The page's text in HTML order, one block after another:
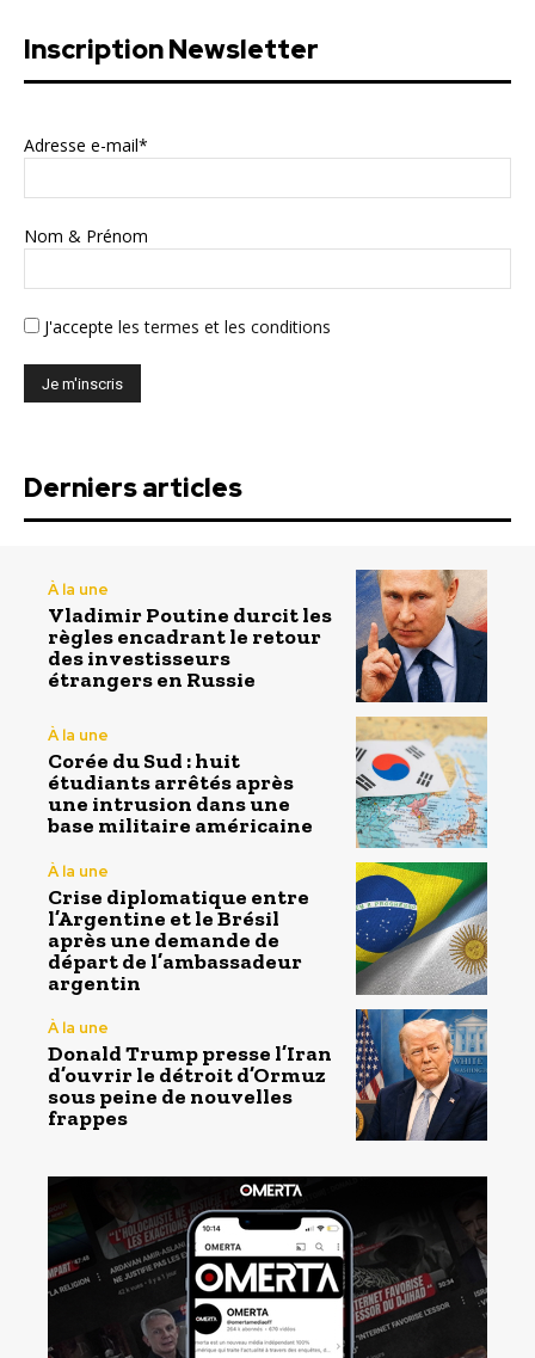
Inscription Newsletter
Adresse e-mail*
Nom & Prénom
J'accepte les termes et les conditions
Derniers articles
À la une
Vladimir Poutine durcit les
règles encadrant le retour
des investisseurs
étrangers en Russie
À la une
Corée du Sud : huit
étudiants arrêtés après
une intrusion dans une
base militaire américaine
À la une
Crise diplomatique entre
l’Argentine et le Brésil
après une demande de
départ de l’ambassadeur
argentin
À la une
Donald Trump presse l’Iran
d’ouvrir le détroit d’Ormuz
sous peine de nouvelles
frappes